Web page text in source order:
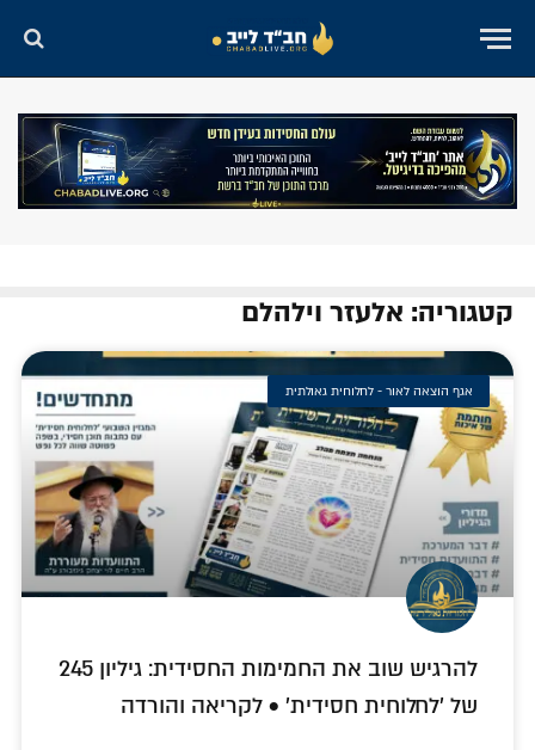
קטגוריה: אלעזר וילהלם
אגף הוצאה לאור - לחלוחית גאולתית
להרגיש שוב את החמימות החסידית: גיליון 245
של 'לחלוחית חסידית' • לקריאה והורדה